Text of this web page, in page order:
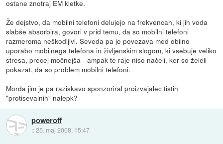
ostane znotraj EM kletke.
Že dejstvo, da mobilni telefoni delujejo na frekvencah, ki jih voda
slabše absorbira, govori v prid temu, da so mobilni telefoni
razmeroma neškodljivi. Seveda pa je povezava med obilno
uporabo mobilnega telefona in življenskim slogom, ki vsebuje veliko
stresa, precej močnejša - ampak te raje niso načeli, ker so želeli
pokazat, da so problem mobilni telefoni.
Morda jim je pa raziskavo sponzoriral proizvajalec tistih
"protisevalnih" nalepk?
poweroff
::25. maj 2008, 15:47